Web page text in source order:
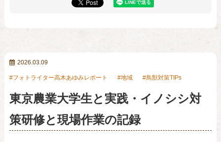
2026.03.09
フォトライター高木あゆみレポート 地域 鳥獣対策TIPs
東京農業大学生と実践・イノシシ対
策研修と現場作業の記録